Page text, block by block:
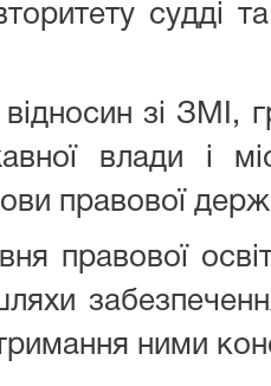
судді
зі ЗМІ,
влади і
правової
правової
ними